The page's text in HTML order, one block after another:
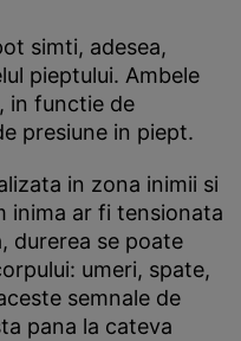
simti, adesea,
pieptului. Ambele
in functie de
presiune in piept.
in zona inimii si
inima ar fi tensionata
durerea se poate
umeri, spate,
semnale de
pana la cateva